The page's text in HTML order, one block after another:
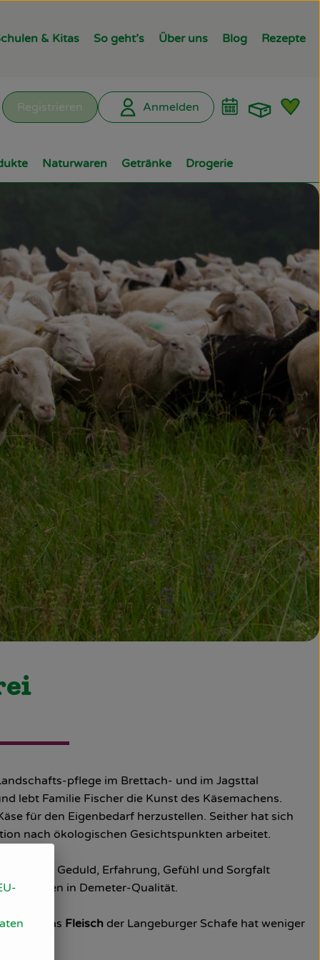
& Kitas So geht’s Über uns Blog Rezepte
Registrieren Anmelden
Naturwaren Getränke Drogerie
pflege im Brettach- und im Jagsttal
lebt Familie Fischer die Kunst des Käsemachens.
für den Eigenbedarf herzustellen. Seither hat sich
nach ökologischen Gesichtspunkten arbeitet.
mit Geduld, Erfahrung, Gefühl und Sorgfalt
Zutaten in Demeter-Qualität.
Das Fleisch der Langeburger Schafe hat weniger